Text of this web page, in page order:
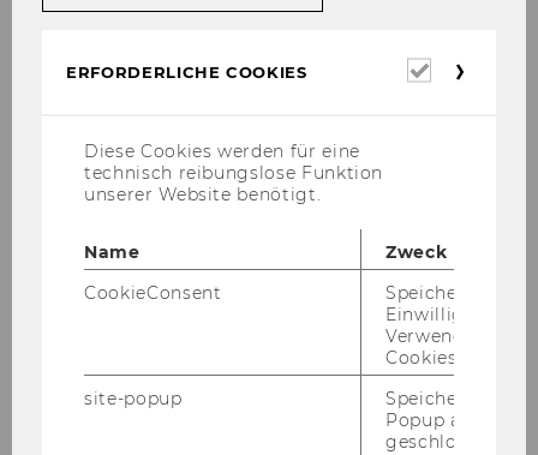
Valentina Bachner
valentina.bachner@wu.ac.at
ERFORDERLICHE COOKIES
Diese Cookies werden für eine
technisch reibungslose Funktion
unserer Website benötigt.
Name
Zweck
CookieConsent
Speichert Ihre
Einwilligung zur
Verwendung von
Cookies.
site-popup
Speichert ob ein
Popup
geschlossen